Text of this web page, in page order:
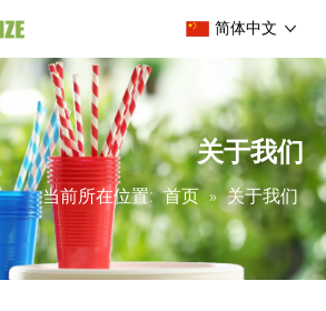
简体中文
关于我们
当前所在位置: 首页 » 关于我们